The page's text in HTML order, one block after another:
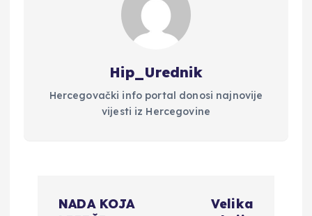
Hip_Urednik
Hercegovački info portal donosi najnovije
vijesti iz Hercegovine
NADA KOJA
Velika